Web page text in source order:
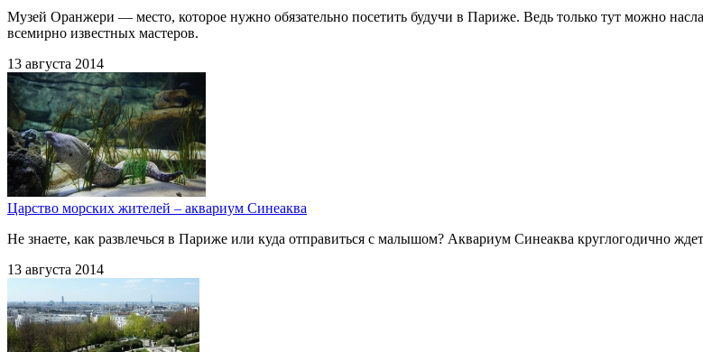
Музей Оранжери — место, которое нужно обязательно посетить будучи в Париже. Ведь только тут можно
всемирно известных мастеров.
13 августа 2014
Царство морских жителей – аквариум Синеаква
Не знаете, как развлечься в Париже или куда отправиться с малышом? Аквариум Синеаква круглогодично
13 августа 2014